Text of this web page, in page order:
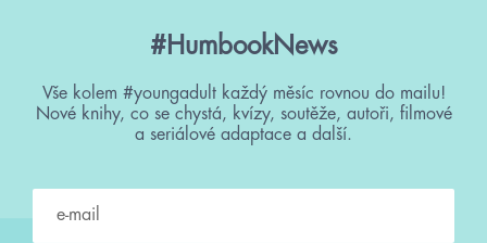
#HumbookNews
Vše kolem #youngadult každý měsíc rovnou do mailu!
Nové knihy, co se chystá, kvízy, soutěže, autoři, filmové
a seriálové adaptace a další.